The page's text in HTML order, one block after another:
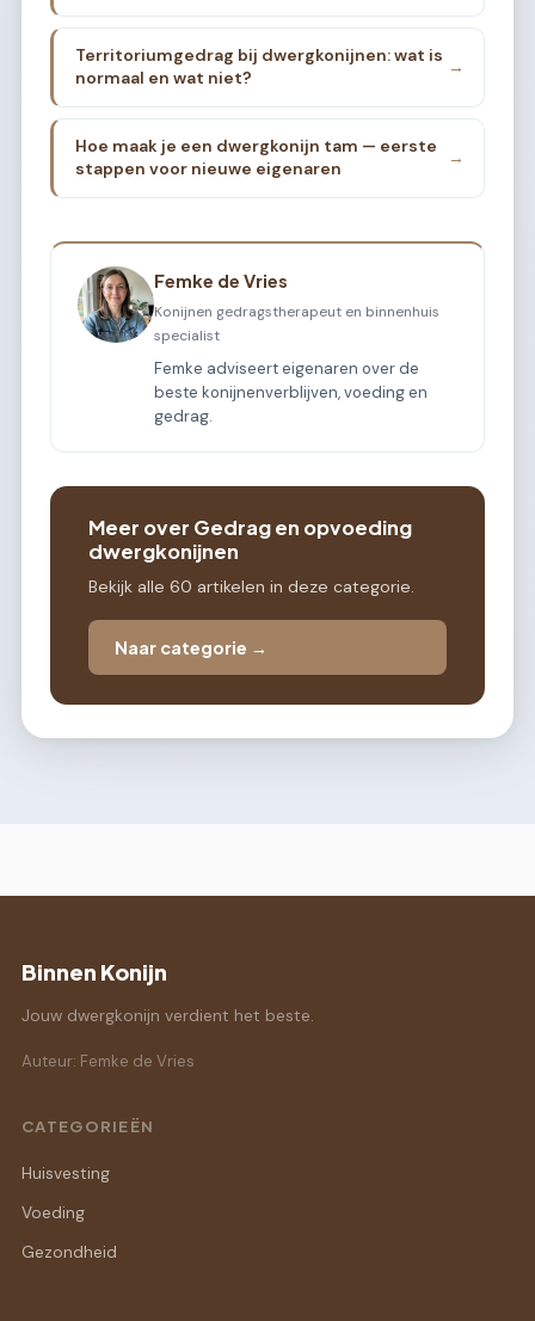
Territoriumgedrag bij dwergkonijnen: wat is
normaal en wat niet?
→
Hoe maak je een dwergkonijn tam — eerste
stappen voor nieuwe eigenaren
→
Femke de Vries
Konijnen gedragstherapeut en binnenhuis
specialist
Femke adviseert eigenaren over de
beste konijnenverblijven, voeding en
gedrag.
Meer over Gedrag en opvoeding
dwergkonijnen
Bekijk alle 60 artikelen in deze categorie.
Naar categorie →
Binnen Konijn
Jouw dwergkonijn verdient het beste.
Auteur: Femke de Vries
CATEGORIEËN
Huisvesting
Voeding
Gezondheid